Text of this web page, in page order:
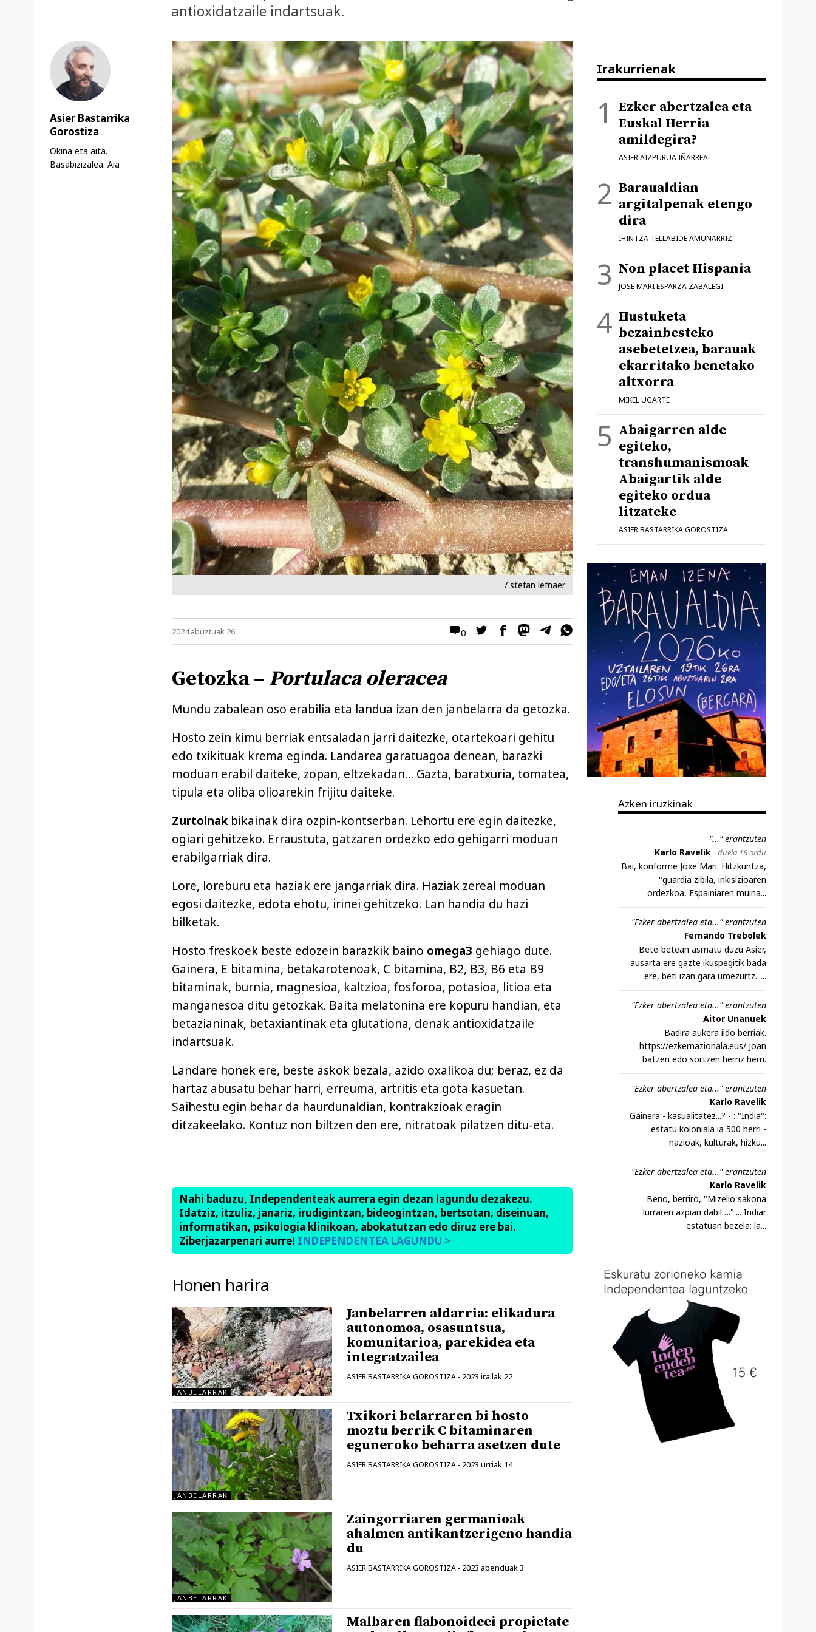
antioxidatzaile indartsuak.
/ stefan lefnaer
0
2024 abuztuak 26
Getozka – Portulaca oleracea
Mundu zabalean oso erabilia eta landua izan den janbelarra da getozka.
Hosto zein kimu berriak entsaladan jarri daitezke, otartekoari gehitu
edo txikituak krema eginda. Landarea garatuagoa denean, barazki
moduan erabil daiteke, zopan, eltzekadan… Gazta, baratxuria, tomatea,
tipula eta oliba olioarekin frijitu daiteke.
Zurtoinakbikainak dira ozpin-kontserban. Lehortu ere egin daitezke,
ogiari gehitzeko. Erraustuta, gatzaren ordezko edo gehigarri moduan
erabilgarriak dira.
Lore, loreburu eta haziak ere jangarriak dira. Haziak zereal moduan
egosi daitezke, edota ehotu, irinei gehitzeko. Lan handia du hazi
bilketak.
Hosto freskoek beste edozein barazkik baino omega3 gehiago dute.
Gainera, E bitamina, betakarotenoak, C bitamina, B2, B3, B6 eta B9
bitaminak, burnia, magnesioa, kaltzioa, fosforoa, potasioa, litioa eta
manganesoa ditu getozkak. Baita melatonina ere kopuru handian, eta
betazianinak, betaxiantinak eta glutationa, denak antioxidatzaile
indartsuak.
Landare honek ere, beste askok bezala, azido oxalikoa du; beraz, ez da
hartaz abusatu behar harri, erreuma, artritis eta gota kasuetan.
Saihestu egin behar da haurdunaldian, kontrakzioak eragin
ditzakeelako. Kontuz non biltzen den ere, nitratoak pilatzen ditu-eta.
Nahi baduzu, Independenteak aurrera egin dezan lagundu dezakezu.
Idatziz, itzuliz, janariz, irudigintzan, bideogintzan, bertsotan, diseinuan,
informatikan, psikologia klinikoan, abokatutzan edo diruz ere bai.
Ziberjazarpenari aurre! INDEPENDENTEA LAGUNDU >
Honen harira
JANBELARRAK
Janbelarren aldarria: elikadura
autonomoa, osasuntsua,
komunitarioa, parekidea eta
integratzailea
ASIER BASTARRIKA GOROSTIZA - 2023 irailak 22
JANBELARRAK
Txikori belarraren bi hosto
moztu berrik C bitaminaren
eguneroko beharra asetzen dute
ASIER BASTARRIKA GOROSTIZA - 2023 urriak 14
JANBELARRAK
Zaingorriaren germanioak
ahalmen antikantzerigeno handia
du
ASIER BASTARRIKA GOROSTIZA - 2023 abenduak 3
Malbaren flabonoideei propietate
Asier Bastarrika
Gorostiza
Okina eta aita.
Basabizizalea. Aia
Irakurrienak
Ezker abertzalea eta
Euskal Herria
amildegira?
ASIER AIZPURUA IÑARREA
Baraualdian
argitalpenak etengo
dira
IHINTZA TELLABIDE AMUNARRIZ
Non placet Hispania
JOSE MARI ESPARZA ZABALEGI
Hustuketa
bezainbesteko
asebetetzea, barauak
ekarritako benetako
altxorra
MIKEL UGARTE
Abaigarren alde
egiteko,
transhumanismoak
Abaigartik alde
egiteko ordua
litzateke
ASIER BASTARRIKA GOROSTIZA
Azken iruzkinak
"..." erantzuten
Karlo Ravelik
duela 18 ordu
Bai, konforme Joxe Mari. Hitzkuntza,
"guardia zibila, inkisizioaren
ordezkoa, Espainiaren muina...
"Ezker abertzalea eta..." erantzuten
Fernando Trebolek
Bete-betean asmatu duzu Asier,
ausarta ere gazte ikuspegitik bada
ere, beti izan gara umezurtz......
"Ezker abertzalea eta..." erantzuten
Aitor Unanuek
Badira aukera ildo berriak.
https://ezkernazionala.eus/ Joan
batzen edo sortzen herriz herri.
"Ezker abertzalea eta..." erantzuten
Karlo Ravelik
Gainera - kasualitatez...? - : "India":
estatu koloniala ia 500 herri -
nazioak, kulturak, hizku...
"Ezker abertzalea eta..." erantzuten
Karlo Ravelik
Beno, berriro, "Mizelio sakona
lurraren azpian dabil….".... Indiar
estatuan bezela: la...